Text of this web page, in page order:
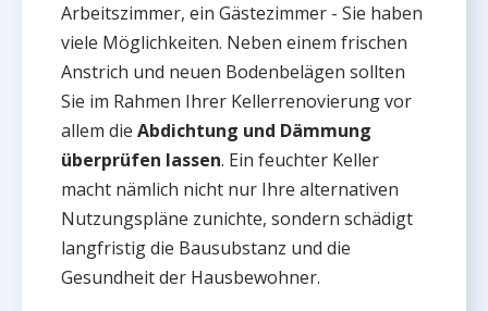
Arbeitszimmer, ein Gästezimmer - Sie haben
viele Möglichkeiten. Neben einem frischen
Anstrich und neuen Bodenbelägen sollten
Sie im Rahmen Ihrer Kellerrenovierung vor
allem die Abdichtung und Dämmung
überprüfen lassen. Ein feuchter Keller
macht nämlich nicht nur Ihre alternativen
Nutzungspläne zunichte, sondern schädigt
langfristig die Bausubstanz und die
Gesundheit der Hausbewohner.